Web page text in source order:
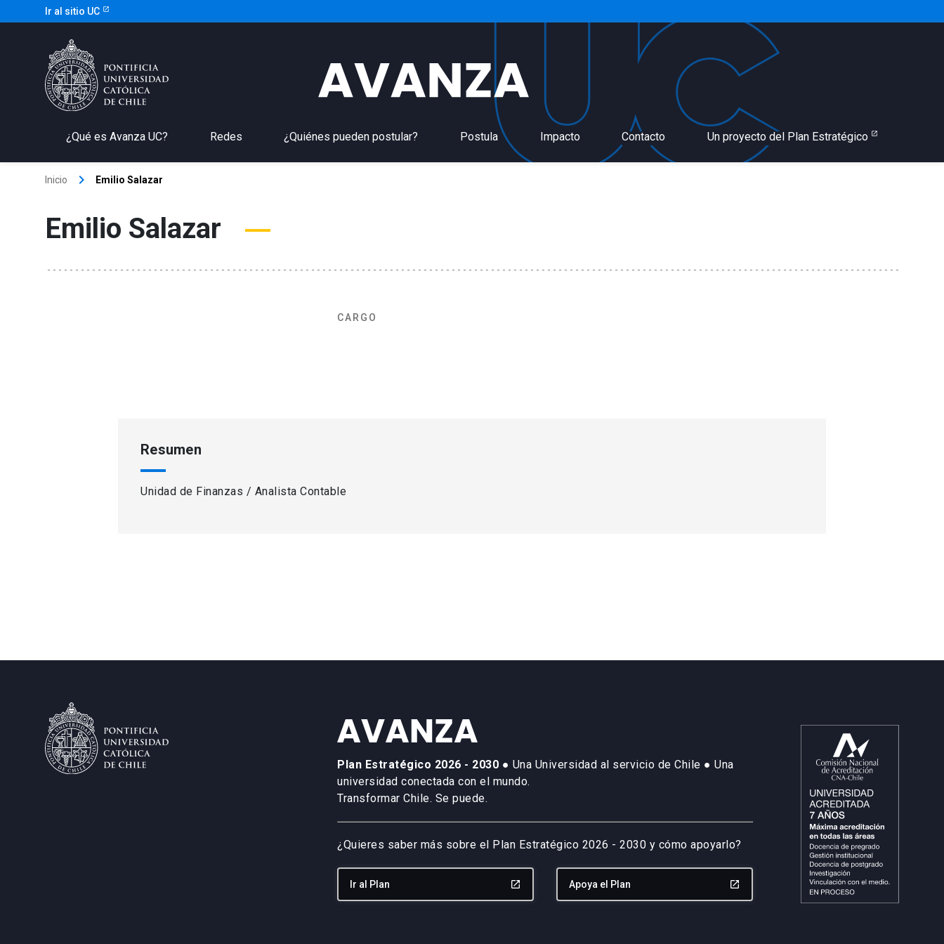
Ir al sitio UC
¿Qué es Avanza UC? Redes ¿Quiénes pueden postular? Postula Impacto Contacto Un proyecto del Plan Estratégico
Inicio keyboard_arrow_right Emilio Salazar
Emilio Salazar
CARGO
Resumen
Unidad de Finanzas / Analista Contable
Plan Estratégico 2026 - 2030 ● Una Universidad al servicio de Chile ● Una
universidad conectada con el mundo.
Transformar Chile. Se puede.
¿Quieres saber más sobre el Plan Estratégico 2026 - 2030 y cómo apoyarlo?
Ir al Plan launch Apoya el Plan launch